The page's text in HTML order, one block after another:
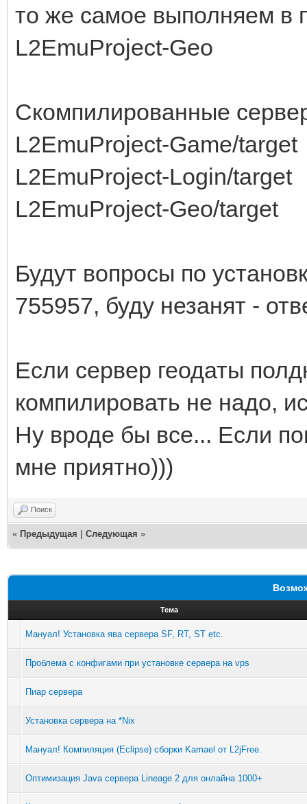
то же самое выполняем в
L2EmuProject-Geo
Скомпилированные
L2EmuProject-Game/target
L2EmuProject-Login/target
L2EmuProject-Geo/target
Будут вопросы по
755957, буду незанят -
Если сервер геодаты
компилировать не надо,
Ну вроде бы все... Если
мне приятно)))
Поиск
« Предыдущая Следующая »
Тема
Мануал! Установка ява сервера SF, RT, ST etc.
Проблема с конфигами при установке сервера на vps
Пиар сервера
Установка сервера на *Nix
Мануал! Компиляция (Eclipse) сборки Kamael от L2jFree.
Оптимизация Java сервера Lineage 2 для онлайна 1000+